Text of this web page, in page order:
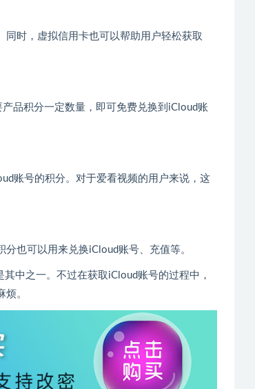
时，虚拟信用卡也可以帮助用户轻松获取
品积分一定数量，即可免费兑换到iCloud账
账号的积分。对于爱看视频的用户来说，这
也可以用来兑换iCloud账号、充值等。
中之一。不过在获取iCloud账号的过程中，
。